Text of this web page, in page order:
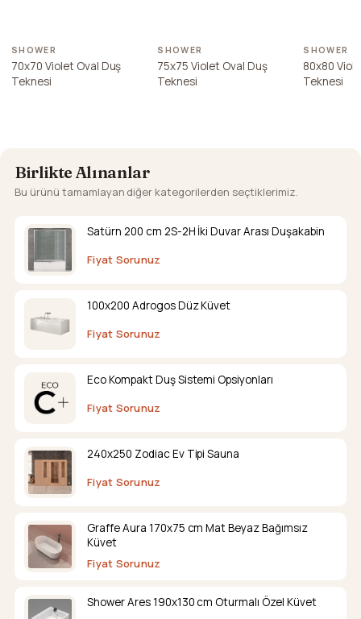
SHOWER
70x70 Violet Oval Duş
Teknesi
SHOWER
75x75 Violet Oval Duş
Teknesi
SHOWER
80x80
Teknesi
Birlikte Alınanlar
Bu ürünü tamamlayan diğer kategorilerden seçtiklerimiz.
Satürn 200 cm 2S-2H İki Duvar Arası Duşakabin
Fiyat Sorunuz
100x200 Adrogos Düz Küvet
Fiyat Sorunuz
Eco Kompakt Duş Sistemi Opsiyonları
Fiyat Sorunuz
240x250 Zodiac Ev Tipi Sauna
Fiyat Sorunuz
Graffe Aura 170x75 cm Mat Beyaz Bağımsız
Küvet
Fiyat Sorunuz
Shower Ares 190x130 cm Oturmalı Özel Küvet